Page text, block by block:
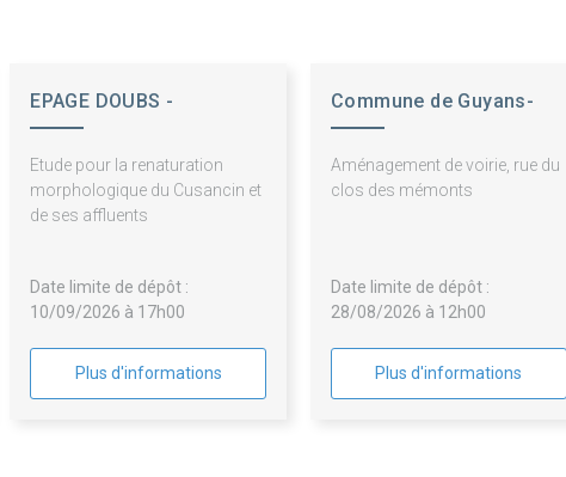
EPAGE DOUBS -
Etude pour la renaturation
morphologique du Cusancin et
de ses affluents
Date limite de dépôt :
10/09/2026 à 17h00
Plus d'informations
Commune de Guyans-
Aménagement de voirie, rue du
clos des mémonts
Date limite de dépôt :
28/08/2026 à 12h00
Plus d'informations